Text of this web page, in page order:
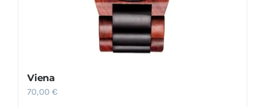
Viena
70,00€